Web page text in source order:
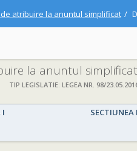
atribuire la anuntul simplificat
la anuntul simplificat
TIP LEGISLATIE: LEGEA NR. 98/
I SECTIUNEA